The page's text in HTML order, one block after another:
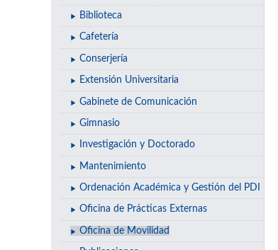
Biblioteca
Cafetería
Conserjería
Extensión Universitaria
Gabinete de Comunicación
Gimnasio
Investigación y Doctorado
Mantenimiento
Ordenación Académica y Gestión del PDI
Oficina de Prácticas Externas
Oficina de Movilidad